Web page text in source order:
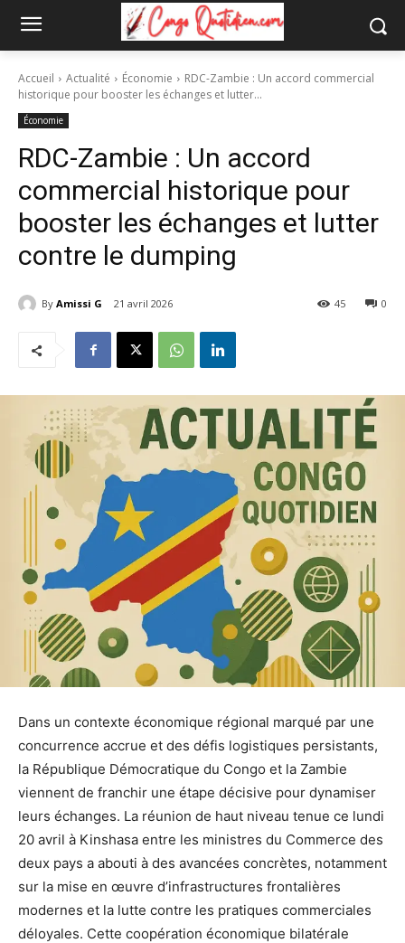
Accueil Actualité Économie
RDC-Zambie : Un accord commercial
historique pour booster les échanges et lutter...
Économie
RDC-Zambie : Un accord
commercial historique pour
booster les échanges et lutter
contre le dumping
By Amissi G 21 avril 2026 0
45
Dans un contexte économique régional marqué par une
concurrence accrue et des défis logistiques persistants,
la République Démocratique du Congo et la Zambie
viennent de franchir une étape décisive pour dynamiser
leurs échanges. La réunion de haut niveau tenue ce lundi
20 avril à Kinshasa entre les ministres du Commerce des
deux pays a abouti à des avancées concrètes, notamment
sur la mise en œuvre d’infrastructures frontalières
modernes et la lutte contre les pratiques commerciales
déloyales. Cette coopération économique bilatérale